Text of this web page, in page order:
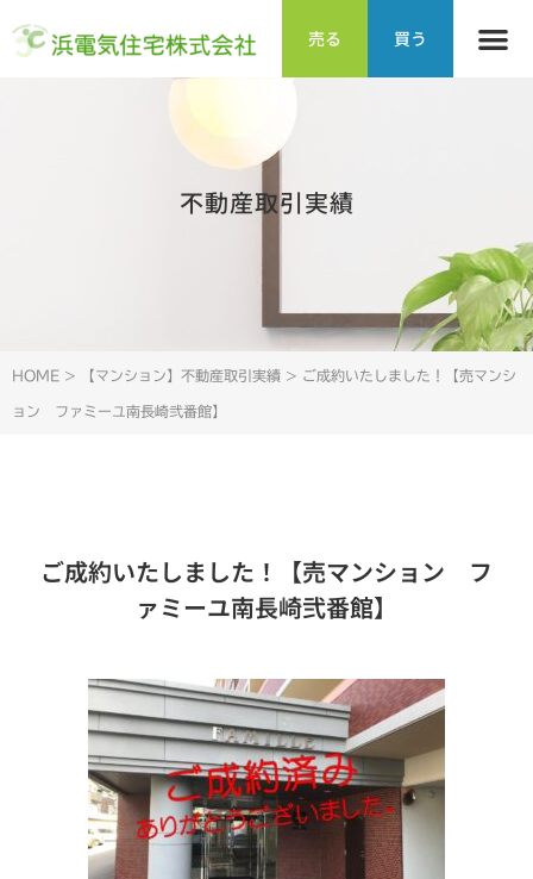
売る 買う
不動産取引実績
HOME > 【マンション】不動産取引実績 > ご成約いたしました！【売マンシ
ョン ファミーユ南長崎弐番館】
ご成約いたしました！【売マンション フ
ァミーユ南長崎弐番館】